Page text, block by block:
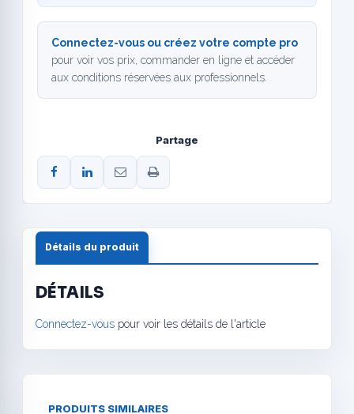
Connectez-vous ou créez votre compte pro
pour voir vos prix, commander en ligne et accéder
aux conditions réservées aux professionnels.
Partage
Détails du produit
DÉTAILS
Connectez-vous pour voir les détails de l'article
PRODUITS SIMILAIRES